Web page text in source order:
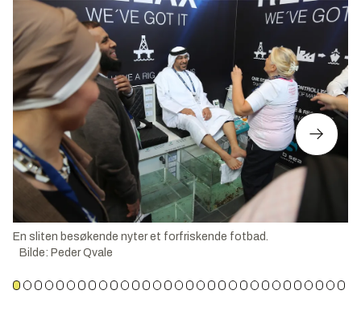
En sliten besøkende nyter et forfriskende fotbad.
Bilde: Peder Qvale